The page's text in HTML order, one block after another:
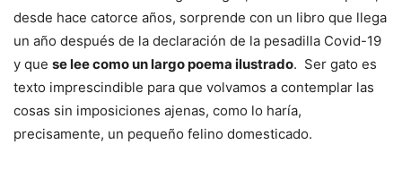
desde hace catorce años, sorprende con un libro que llega
un año después de la declaración de la pesadilla Covid-19
y que se lee como un largo poema ilustrado. Ser gato es
texto imprescindible para que volvamos a contemplar las
cosas sin imposiciones ajenas, como lo haría,
precisamente, un pequeño felino domesticado.